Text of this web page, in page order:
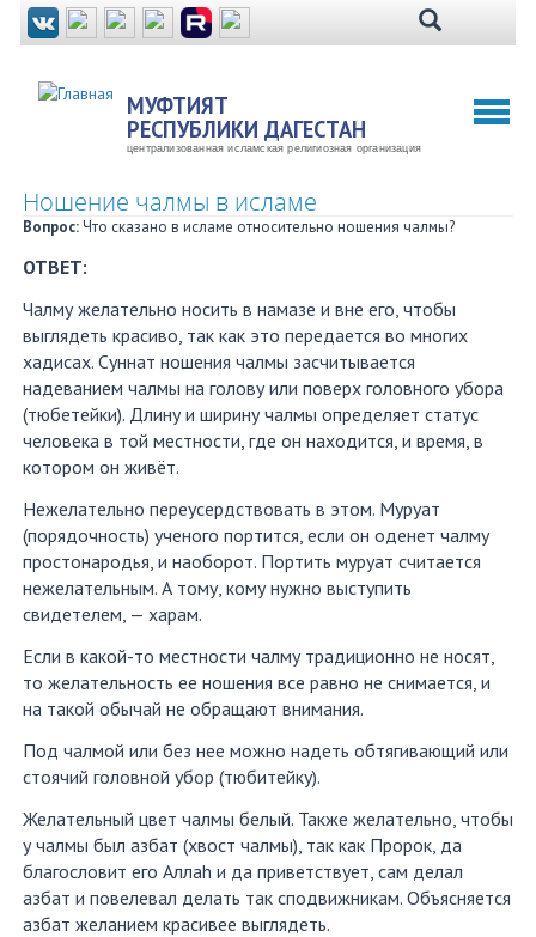
Перейти
содержанию
МУФТИЯТ
РЕСПУБЛИКИ ДАГЕСТАН
централизованная исламская религиозная организация
Ношение чалмы в исламе
Вопрос:Что сказано в исламе относительно ношения чалмы?
ОТВЕТ:
Чалму желательно носить в намазе и вне его, чтобы
выглядеть красиво, так как это передается во многих
хадисах. Суннат ношения чалмы засчитывается
надеванием чалмы на голову или поверх головного убора
(тюбетейки). Длину и ширину чалмы определяет статус
человека в той местности, где он находится, и время, в
котором он живёт.
Нежелательно переусердствовать в этом. Муруат
(порядочность) ученого портится, если он оденет чалму
простонародья, и наоборот. Портить муруат считается
нежелательным. А тому, кому нужно выступить
свидетелем, — харам.
Если в какой-то местности чалму традиционно не носят,
то желательность ее ношения все равно не снимается, и
на такой обычай не обращают внимания.
Под чалмой или без нее можно надеть обтягивающий или
стоячий головной убор (тюбитейку).
Желательный цвет чалмы белый. Также желательно, чтобы
у чалмы был азбат (хвост чалмы), так как Пророк, да
благословит его Аллаh и да приветствует, сам делал
азбат и повелевал делать так сподвижникам. Объясняется
азбат желанием красивее выглядеть.